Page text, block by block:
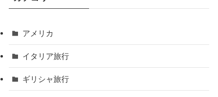
アメリカ
イタリア旅行
ギリシャ旅行